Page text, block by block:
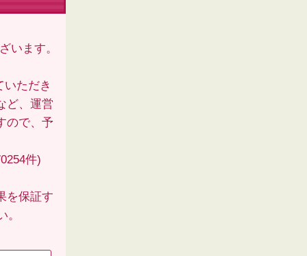
います。
ただき
ど、運営
ので、予
件)
を保証す
。